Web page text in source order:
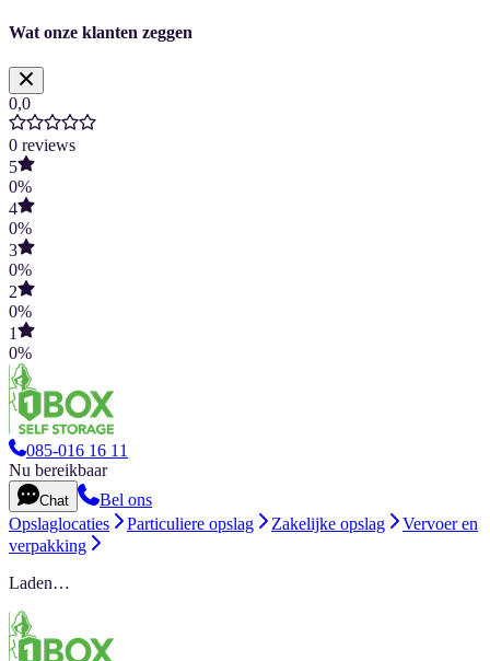
Wat onze klanten zeggen
0,0
0 reviews
5
0%
4
0%
3
0%
2
0%
1
0%
085-016 16 11
Nu bereikbaar
Chat
Bel ons
Opslaglocaties
Particuliere opslag Zakelijke opslag
Vervoer en
verpakking
Laden…